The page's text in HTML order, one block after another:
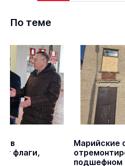
По теме
в
флаги,
Марийские
подшефном